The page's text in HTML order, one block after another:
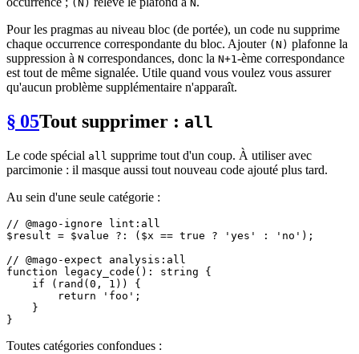
(N) N
Pour les pragmas au niveau bloc (de portée), un code nu supprime
chaque occurrence correspondante du bloc. Ajouter (N) plafonne la
suppression à N correspondances, donc la N+1 -ème correspondance
est tout de même signalée. Utile quand vous voulez vous assurer
qu'aucun problème supplémentaire n'apparaît.
§ 05Tout supprimer : all
Le code spécial all supprime tout d'un coup. À utiliser avec
parcimonie : il masque aussi tout nouveau code ajouté plus tard.
Au sein d'une seule catégorie :
// @mago-ignore lint:all
$result = $value ?: ( $x == true ? 'yes' : 'no' );
// @mago-expect analysis:all
function
legacy_code ( ): string
{
if ( rand ( 0 , 1 )) {
return
'foo' ;
    }
Toutes catégories confondues :